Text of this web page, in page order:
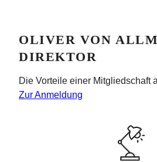
OLIVER VON
DIREKTOR
Die Vorteile einer Mitgliedschaft
Zur Anmeldung